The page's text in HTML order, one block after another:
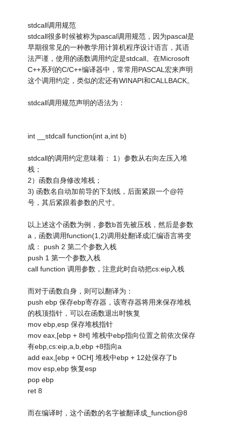
stdcall调用规范
stdcall很多时候被称为pascal调用规范，因为pascal是
早期很常见的一种教学用计算机程序设计语言，其语
法严谨，使用的函数调用约定是stdcall。在Microsoft
C++系列的C/C++编译器中，常常用PASCAL宏来声明
这个调用约定，类似的宏还有WINAPI和CALLBACK。
stdcall调用规范声明的语法为：
int __stdcall function(int a,int b)
stdcall的调用约定意味着： 1）参数从右向左压入堆
栈；
2）函数自身修改堆栈；
3) 函数名自动加前导的下划线，后面紧跟一个@符
号，其后紧跟着参数的尺寸。
以上述这个函数为例，参数b首先被压栈，然后是参数
a，函数调用function(1,2)调用处翻译成汇编语言将变
成： push 2 第二个参数入栈
push 1 第一个参数入栈
call function 调用参数，注意此时自动把cs:eip入栈
而对于函数自身，则可以翻译为：
push ebp 保存ebp寄存器，该寄存器将用来保存堆栈
的栈顶指针，可以在函数退出时恢复
mov ebp,esp 保存堆栈指针
mov eax,[ebp + 8H] 堆栈中ebp指向位置之前依次保存
有ebp,cs:eip,a,b,ebp +8指向a
add eax,[ebp + 0CH] 堆栈中ebp + 12处保存了b
mov esp,ebp 恢复esp
pop ebp
ret 8
而在编译时，这个函数的名字被翻译成_function@8